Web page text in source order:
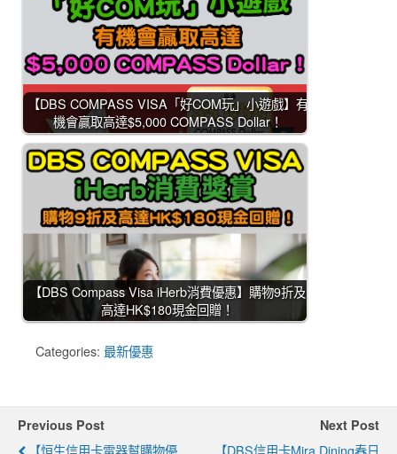
【DBS COMPASS VISA「好COM玩」小遊戲】有
機會贏取高達$5,000 COMPASS Dollar！
【DBS Compass Visa iHerb消費優惠】購物9折及
高達HK$180現金回贈！
Categories: 最新優惠
Previous Post
【恒生信用卡電器幫購物優
Next Post
【DBS信用卡Mira Dining春日